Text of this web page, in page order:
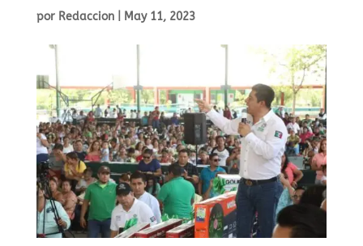
por Redaccion| May 11, 2023